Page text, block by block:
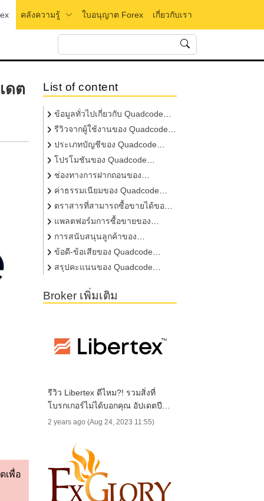
คลังความรู้ ใบอนุญาต Forex เกี่ยวกับเรา
ดต
เพื่อ
List of content
ข้อมูลทั่วไปเกี่ยวกับ Quadcode
Markets
รีวิวจากผู้ใช้งานของ Quadcode
Markets
ประเภทบัญชีของ Quadcode
Markets
โปรโมชันของ Quadcode
Markets
ช่องทางการฝากถอนของ
Quadcode Markets
ค่าธรรมเนียมของ Quadcode
Markets
ตราสารที่สามารถซื้อขายได้ของ
Quadcode Markets
แพลตฟอร์มการซื้อขายของ
Quadcode Markets
การสนับสนุนลูกค้าของ
Quadcode Markets
ข้อดี-ข้อเสียของ Quadcode
Markets
สรุปคะแนนของ Quadcode
Broker เพิ่มเติม
รีวิว Libertex ดีไหม?! รวมสิ่งที่
โบรกเกอร์ไม่ได้บอกคุณ อัปเดตปี
2025
2 years ago (Aug 24, 2023 11:55)